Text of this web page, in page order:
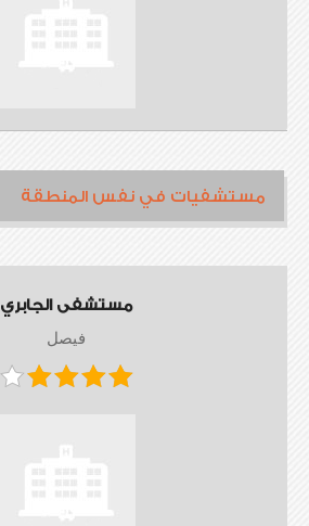
مستشفيات في نفس المنطقة
مستشفى الجابري
فيصل